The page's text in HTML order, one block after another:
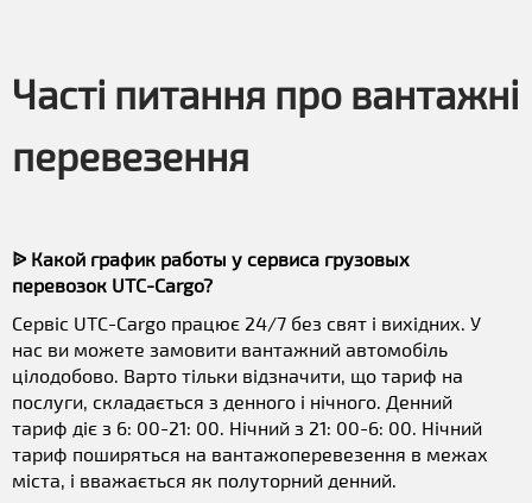
Часті питання про вантажні
перевезення
ᐉ Какой график работы у сервиса грузовых
перевозок UTC-Cargo?
Сервіс UTC-Cargo працює 24/7 без свят і вихідних. У
нас ви можете замовити вантажний автомобіль
цілодобово. Варто тільки відзначити, що тариф на
послуги, складається з денного і нічного. Денний
тариф діє з 6: 00-21: 00. Нічний з 21: 00-6: 00. Нічний
тариф поширяться на вантажоперевезення в межах
міста, і вважається як полуторний денний.